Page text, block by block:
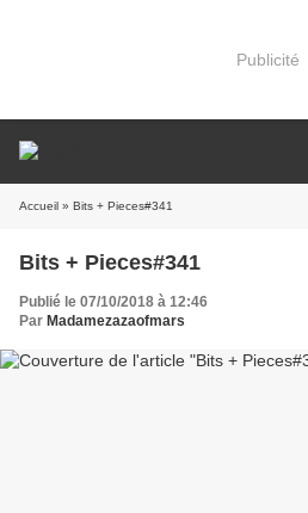
Publicité
Accueil » Bits + Pieces#341
Bits + Pieces#341
Publié le 07/10/2018 à 12:46
Par Madamezazaofmars